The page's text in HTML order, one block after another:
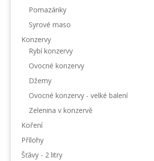
Pomazánky
Syrové maso
Konzervy
Rybí konzervy
Ovocné konzervy
Džemy
Ovocné konzervy - velké balení
Zelenina v konzervě
Koření
Přílohy
Šťávy - 2 litry